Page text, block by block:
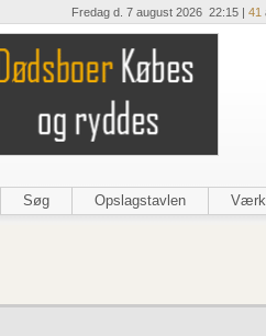
Fredag d. 7 august 2026 22:15 | 41
Søg Opslagstavlen